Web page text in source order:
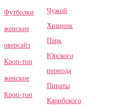
Футболки
женские
оверсайз
Кроп-топ
женские
Кроп-топ
Чужой
Хищник
Парк
Юрского
периода
Пираты
Карибского